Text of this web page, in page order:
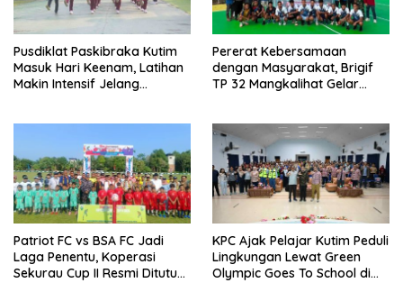
Pusdiklat Paskibraka Kutim
Masuk Hari Keenam, Latihan
Makin Intensif Jelang
Pererat Kebersamaan
dengan Masyarakat, Brigif
TP 32 Mangkalihat Gelar
Patriot FC vs BSA FC Jadi
Laga Penentu, Koperasi
Sekurau Cup II Resmi Ditutup
KPC Ajak Pelajar Kutim Peduli
Lingkungan Lewat Green
Olympic Goes To School di